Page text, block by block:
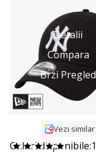
Detalii
Compara
Brzi Pregled
Vezi similar
Culori disponibile:1